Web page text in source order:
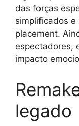
das forças
simplificados
placement.
espectadores,
impacto
legado